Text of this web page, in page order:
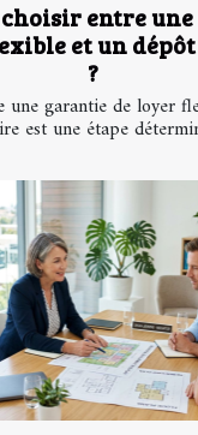
choisir entre
et un
?
une garantie de loyer
est une étape